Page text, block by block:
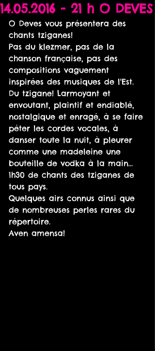
14.05.2016 - 21 h O DEVES
O Deves vous présentera des
chants tziganes!
Pas du klezmer, pas de la
chanson française, pas des
compositions vaguement
inspirées des musiques de l'Est.
Du tzigane! Larmoyant et
envoutant, plaintif et endiablé,
nostalgique et enragé, à se faire
péter les cordes vocales, à
danser toute la nuit, à pleurer
comme une madeleine une
bouteille de vodka à la main...
1h30 de chants des tziganes de
tous pays.
Quelques airs connus ainsi que
de nombreuses perles rares du
répertoire.
Aven amensa!